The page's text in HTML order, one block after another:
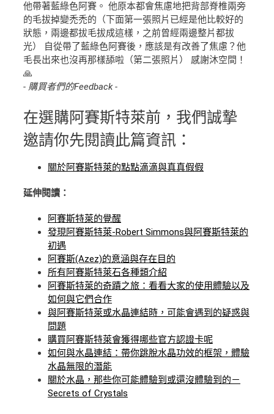
他帶著藍綠色阿賽。 他原本都會焦慮地把背部脊椎兩旁
的毛拔掉變禿禿的（下面第一張照片已經是他比較好的
狀態，兩邊都拔毛拔成這樣，之前曾經兩邊整片都拔
光） 自從帶了藍綠色阿賽後，應該是有改善了焦慮？他
毛長出來也沒再那樣舔啦（第二張照片） 感謝沐空間！
🙏
- 購買者們的Feedback -
在選購阿賽斯特萊前，我們誠摯
邀請你先閱讀此篇資訊：
關於阿賽斯特萊的點點滴滴與真真假假
延伸閱讀：
阿賽斯特萊的覺醒
發現阿賽斯特萊-Robert Simmons與阿賽斯特萊的
初遇
阿賽斯(Azez)的意涵與存在目的
所有阿賽斯特萊石各種類介紹
阿賽斯特萊的奇蹟之旅：看看大家的使用體驗以及
如何與它們合作
與阿賽斯特萊或水晶連結時，可能會遇到的疑惑與
問題
購買阿賽斯特萊會獲得哪些官方認證卡呢
如何與水晶連結：帶你跳脫水晶功效的框架，體驗
水晶無限的潛能
關於水晶，那些你可能體驗到或還沒體驗到的－
Secrets of Crystals